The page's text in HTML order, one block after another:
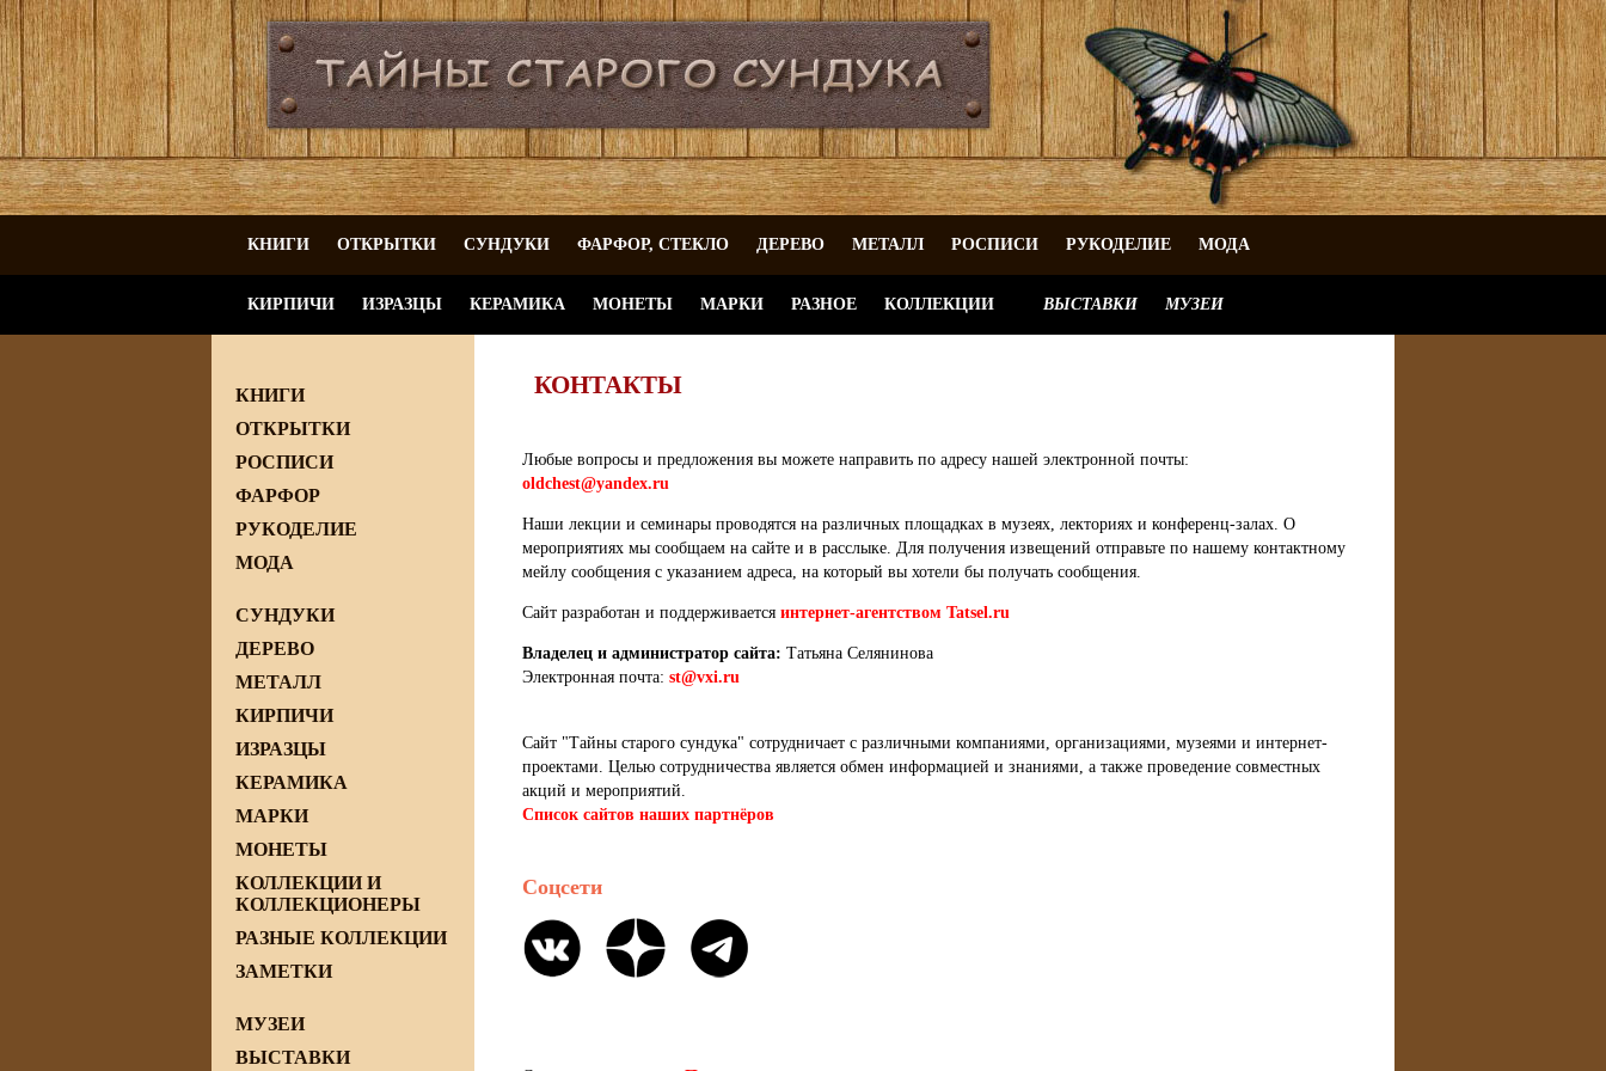
КНИГИ ОТКРЫТКИ СУНДУКИ ФАРФОР, СТЕКЛО ДЕРЕВО МЕТАЛЛ РОСПИСИ РУКОДЕЛИЕ МОДА
КИРПИЧИ ИЗРАЗЦЫ КЕРАМИКА МОНЕТЫ МАРКИ РАЗНОЕ КОЛЛЕКЦИИ ВЫСТАВКИ МУЗЕИ
КНИГИ
ОТКРЫТКИ
РОСПИСИ
ФАРФОР
РУКОДЕЛИЕ
МОДА
СУНДУКИ
ДЕРЕВО
МЕТАЛЛ
КИРПИЧИ
ИЗРАЗЦЫ
КЕРАМИКА
МАРКИ
МОНЕТЫ
КОЛЛЕКЦИИ И
КОЛЛЕКЦИОНЕРЫ
РАЗНЫЕ КОЛЛЕКЦИИ
ЗАМЕТКИ
МУЗЕИ
ВЫСТАВКИ
КОНТАКТЫ
Любые вопросы и предложения вы можете направить по адресу нашей электронной почты:
oldchest@yandex.ru
Наши лекции и семинары проводятся на различных площадках в музеях, лекториях и конференц-залах. О
мероприятиях мы сообщаем на сайте и в расслыке. Для получения извещений отправьте по нашему контактному
мейлу сообщения с указанием адреса, на который вы хотели бы получать сообщения.
Сайт разработан и поддерживается интернет-агентством Tatsel.ru
Владелец и администратор сайта: Татьяна Селянинова
Электронная почта: st@vxi.ru
Сайт "Тайны старого сундука" сотрудничает с различными компаниями, организациями, музеями и интернет-
проектами. Целью сотрудничества является обмен информацией и знаниями, а также проведение совместных
акций и мероприятий.
Список сайтов наших партнёров
Cоцсети